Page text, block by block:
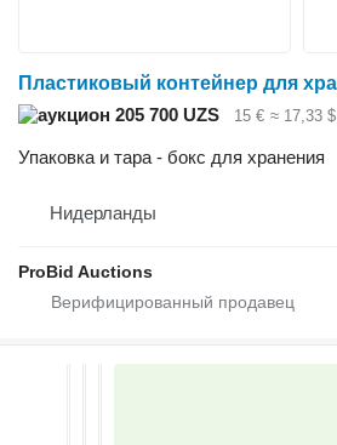
205 700 UZS 15 € ≈ 17,33 $
Упаковка и тара - бокс для хранения
Нидерланды
ProBid Auctions